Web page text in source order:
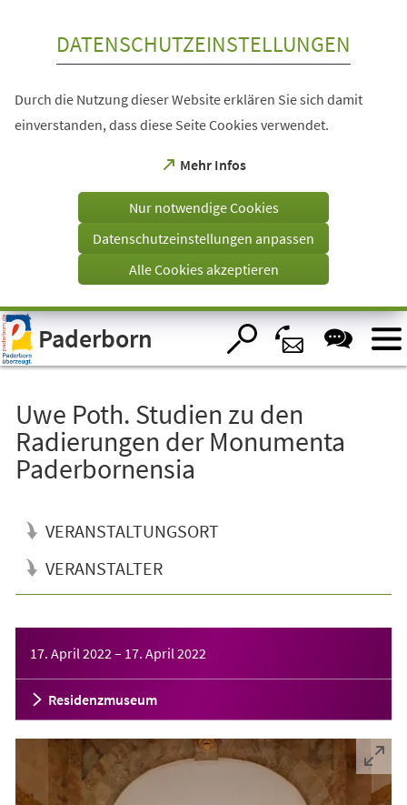
Visuelle
Assistenzsoftware
öffnen.
DATENSCHUTZEINSTELLUNGEN
Durch die Nutzung dieser Website erklären Sie sich damit
einverstanden, dass diese Seite Cookies verwendet.
Mehr Infos
(Öffnet
einem
Tab)
Nur notwendige Cookies
Datenschutzeinstellungen anpassen
Alle Cookies akzeptieren
Paderborn
Uwe Poth. Studien zu den
Radierungen der Monumenta
Paderbornensia
VERANSTALTUNGSORT
VERANSTALTER
17. April 2022 – 17. April 2022
Residenzmuseum